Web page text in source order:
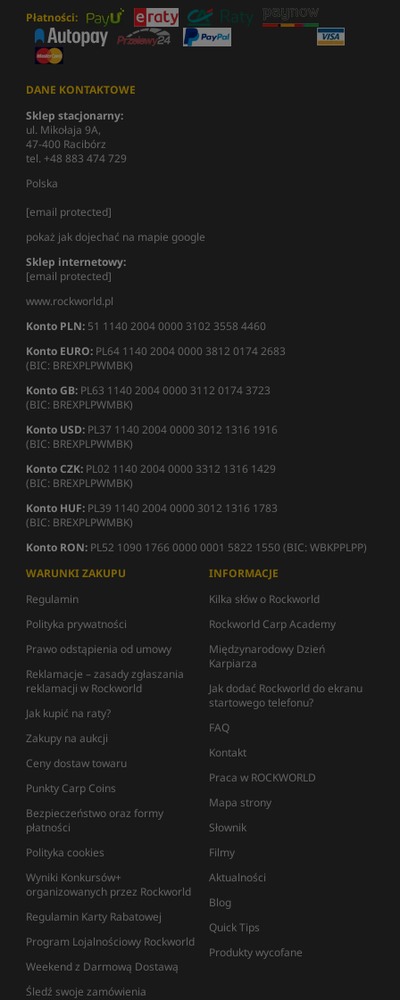
Płatności:
DANE KONTAKTOWE
Sklep stacjonarny:
ul. Mikołaja 9A,
47-400 Racibórz
tel. +48 883 474 729
Polska
[email protected]
pokaż jak dojechać na mapie google
Sklep internetowy:
[email protected]
www.rockworld.pl
Konto PLN: 51 1140 2004 0000 3102 3558 4460
Konto EURO: PL64 1140 2004 0000 3812 0174 2683
(BIC: BREXPLPWMBK)
Konto GB: PL63 1140 2004 0000 3112 0174 3723
(BIC: BREXPLPWMBK)
Konto USD: PL37 1140 2004 0000 3012 1316 1916
(BIC: BREXPLPWMBK)
Konto CZK: PL02 1140 2004 0000 3312 1316 1429
(BIC: BREXPLPWMBK)
Konto HUF: PL39 1140 2004 0000 3012 1316 1783
(BIC: BREXPLPWMBK)
Konto RON: PL52 1090 1766 0000 0001 5822 1550 (BIC: WBKPPLPP)
WARUNKI ZAKUPU
Regulamin
Polityka prywatności
Prawo odstąpienia od umowy
Reklamacje – zasady zgłaszania
reklamacji w Rockworld
Jak kupić na raty?
Zakupy na aukcji
Ceny dostaw towaru
Punkty Carp Coins
Bezpieczeństwo oraz formy
płatności
Polityka cookies
Wyniki Konkursów+
organizowanych przez Rockworld
Regulamin Karty Rabatowej
Program Lojalnościowy Rockworld
Weekend z Darmową Dostawą
Śledź swoje zamówienia
INFORMACJE
Kilka słów o Rockworld
Rockworld Carp Academy
Międzynarodowy Dzień
Karpiarza
Jak dodać Rockworld do ekranu
startowego telefonu?
FAQ
Kontakt
Praca w ROCKWORLD
Mapa strony
Słownik
Filmy
Aktualności
Blog
Quick Tips
Produkty wycofane